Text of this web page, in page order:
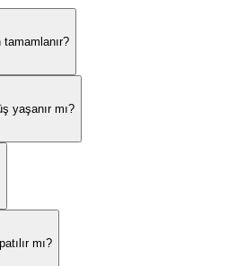
tamamlanır?
yaşanır mı?
mı?